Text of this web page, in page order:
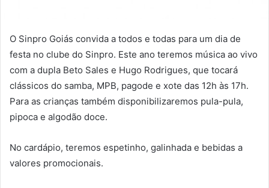
O Sinpro Goiás convida a todos e todas para um dia de
festa no clube do Sinpro. Este ano teremos música ao vivo
com a dupla Beto Sales e Hugo Rodrigues, que tocará
clássicos do samba, MPB, pagode e xote das 12h às 17h.
Para as crianças também disponibilizaremos pula-pula,
pipoca e algodão doce.
No cardápio, teremos espetinho, galinhada e bebidas a
valores promocionais.